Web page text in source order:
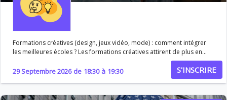
Formations créatives (design, jeux vidéo, mode) : comment intégrer
les meilleures écoles ? Les formations créatives attirent de plus en
plus de passionnés, mais intégrer les meilleures écoles de design, de
mode ou de jeux vidéo demande bien plus qu’un bon dossier
scolaire. Portfolio, créativité, motivation… les critères de sélection
les attentes des écoles et à maximiser vos chances d’admission.
29 Septembre 2026 de 18:30 à 19:30 S'INSCRIRE